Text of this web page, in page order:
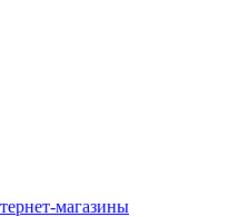
магазины